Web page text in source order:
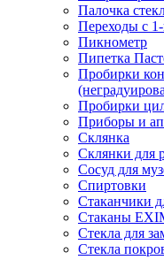
Палочка
Переходы с
Пикнометр
Пипетка
Пробирки
Пробирки
Приборы и
Склянка
Склянки для
Сосуд для
Спиртовки
Стаканчики
Стаканы
Стекла для
Стекла